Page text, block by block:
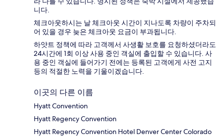
니다.
체크아웃하시는 날 체크아웃 시간이 지나도록 차량이 주차되
어 있을 경우 늦은 체크아웃 요금이 부과됩니다.
하얏트 정책에 따라 고객께서 사생활 보호를 요청하셨더라도
24시간에 1회 이상 사용 중인 객실에 출입할 수 있습니다. 사
용 중인 객실에 들어가기 전에는 등록된 고객에게 사전 고지
등의 적절한 노력을 기울이겠습니다.
이곳의 다른 이름
Hyatt Convention
Hyatt Regency Convention
Hyatt Regency Convention Hotel Denver Center Colorado